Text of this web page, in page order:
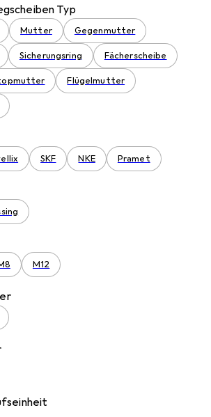
Typ
Mutter Gegenmutter
Sicherungsring Fächerscheibe
Flügelmutter
SKF NKE Pramet
M12